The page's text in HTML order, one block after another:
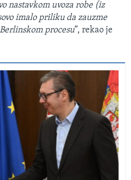
nastavkom uvoza robe (iz
imalo priliku da zauzme
procesu“, rekao je